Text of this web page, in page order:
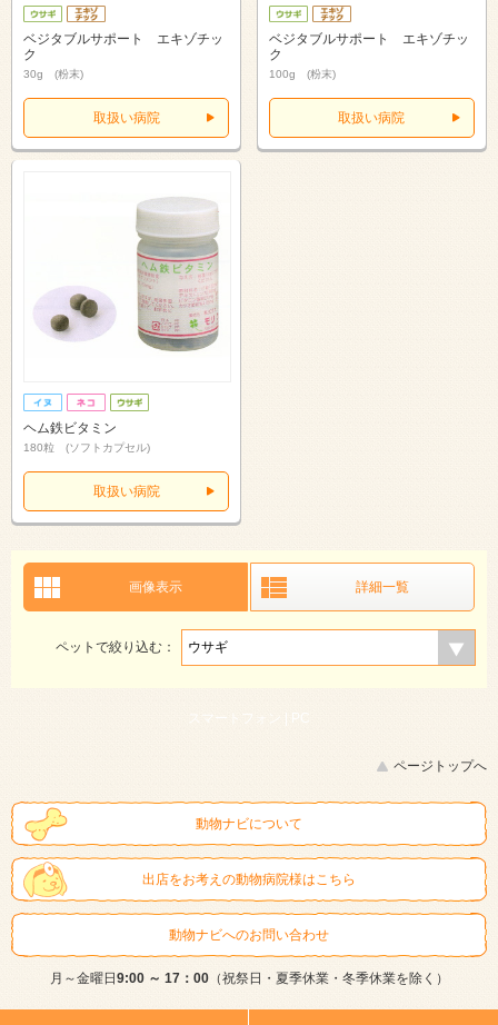
ベジタブルサポート エキゾチッ
ク
30g (粉末)
取扱い病院
ベジタブルサポート エキゾチッ
ク
100g (粉末)
取扱い病院
ヘム鉄ビタミン
180粒 (ソフトカプセル)
取扱い病院
画像表示 詳細一覧
ペットで絞り込む：
スマートフォン | PC
ページトップへ
動物ナビについて
出店をお考えの動物病院様はこちら
動物ナビへのお問い合わせ
月～金曜日9:00 ～ 17：00（祝祭日・夏季休業・冬季休業を除く）